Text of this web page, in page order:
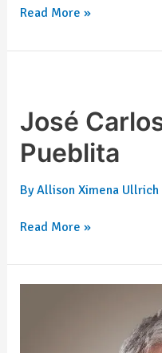
Read More »
José
Pueblita
ByAllison Ximena Ullrich
Rodríguez
Pueblita
Read More »